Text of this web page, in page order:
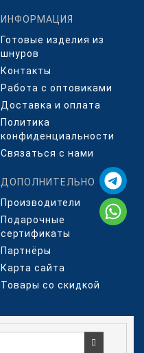
ИНФОРМАЦИЯ
Готовые изделия из
шнуров
Контакты
Работа с оптовиками
Доставка и оплата
Политика
конфиденциальности
Связаться с нами
ДОПОЛНИТЕЛЬНО
Производители
Подарочные
сертификаты
Партнёры
Карта сайта
Товары со скидкой